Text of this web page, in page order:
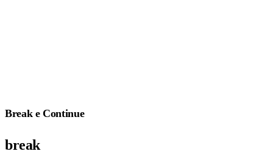
Break e Continue
break